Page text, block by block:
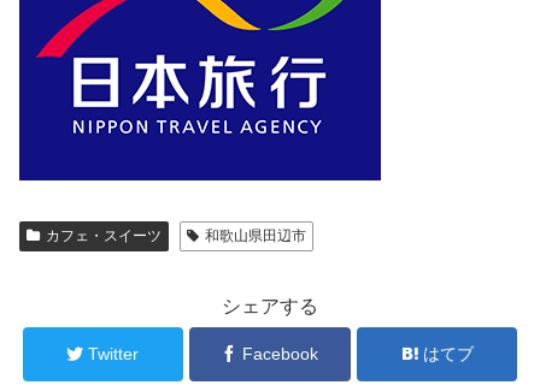
カフェ・スイーツ 和歌山県田辺市
シェアする
Twitter Facebook はてブ